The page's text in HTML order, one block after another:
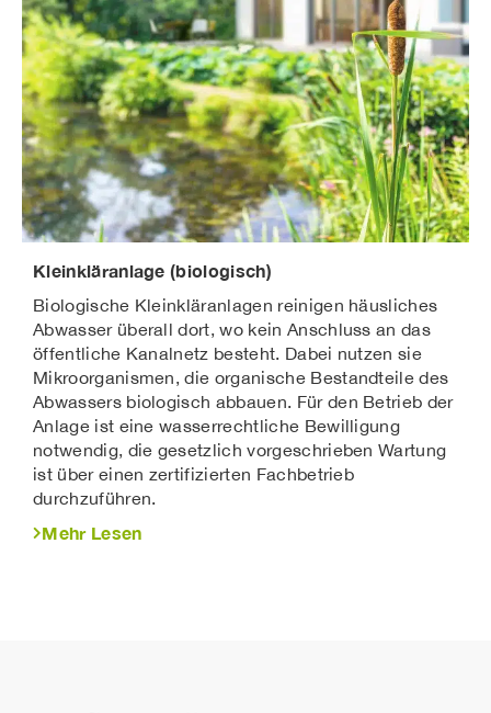
Kleinkläranlage (biologisch)
Biologische Kleinkläranlagen reinigen häusliches
Abwasser überall dort, wo kein Anschluss an das
öffentliche Kanalnetz besteht. Dabei nutzen sie
Mikroorganismen, die organische Bestandteile des
Abwassers biologisch abbauen. Für den Betrieb der
Anlage ist eine wasserrechtliche Bewilligung
notwendig, die gesetzlich vorgeschrieben Wartung
ist über einen zertifizierten Fachbetrieb
durchzuführen.
Mehr Lesen